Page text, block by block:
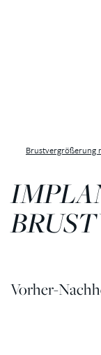
Brustvergrößerung
Vorher-